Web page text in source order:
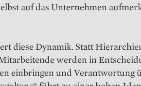
auf das Unternehmen
diese Dynamik. Statt
werden in
einbringen und Verantwortung